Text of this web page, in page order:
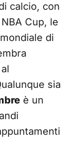
calcio, con
Cup, le
di
sia
è un